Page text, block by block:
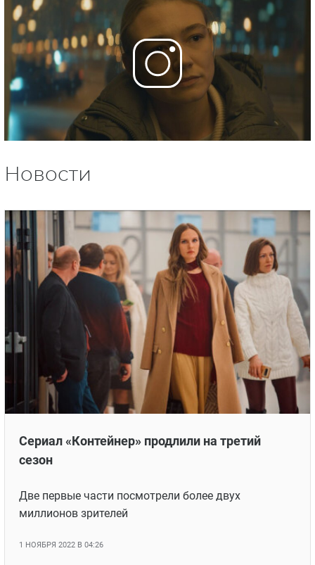
Новости
Сериал «Контейнер» продлили на третий
сезон
Две первые части посмотрели более двух
миллионов зрителей
1 НОЯБРЯ 2022 В 04:26